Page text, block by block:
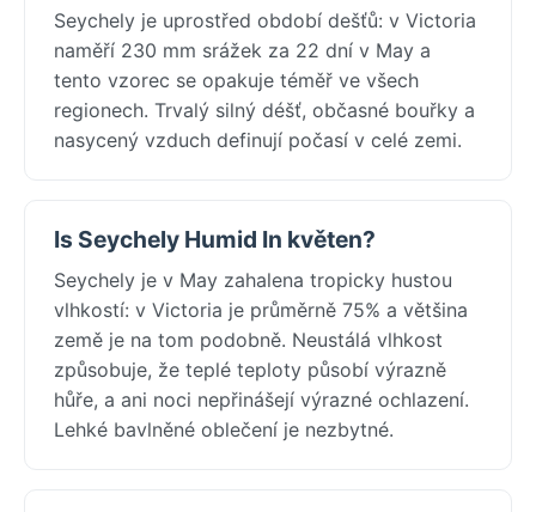
Seychely je uprostřed období dešťů: v Victoria
naměří 230 mm srážek za 22 dní v May a
tento vzorec se opakuje téměř ve všech
regionech. Trvalý silný déšť, občasné bouřky a
nasycený vzduch definují počasí v celé zemi.
Is Seychely Humid In květen?
Seychely je v May zahalena tropicky hustou
vlhkostí: v Victoria je průměrně 75% a většina
země je na tom podobně. Neustálá vlhkost
způsobuje, že teplé teploty působí výrazně
hůře, a ani noci nepřinášejí výrazné ochlazení.
Lehké bavlněné oblečení je nezbytné.